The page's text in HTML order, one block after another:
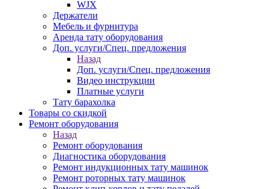
WJX
Держатели
Мебель и фурнитура
Аренда тату оборудования
Доп. услуги/Спец. предложения
Назад
Доп. услуги/Спец. предложения
Видео инструкции
Платные услуги
Тату барахолка
Товары со скидкой
Ремонт оборудования
Назад
Ремонт оборудования
Диагностика оборудования
Ремонт индукционных тату машинок
Ремонт роторных тату машинок